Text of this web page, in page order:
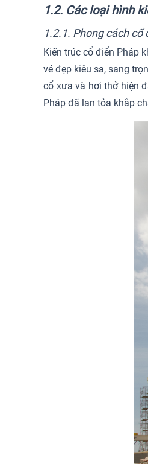
1.2. Các loại hình
1.2.1. Phong cách cổ
Kiến trúc cổ điển Pháp
vẻ đẹp kiêu sa, sang
cổ xưa và hơi thở hiện
Pháp đã lan tỏa khắp